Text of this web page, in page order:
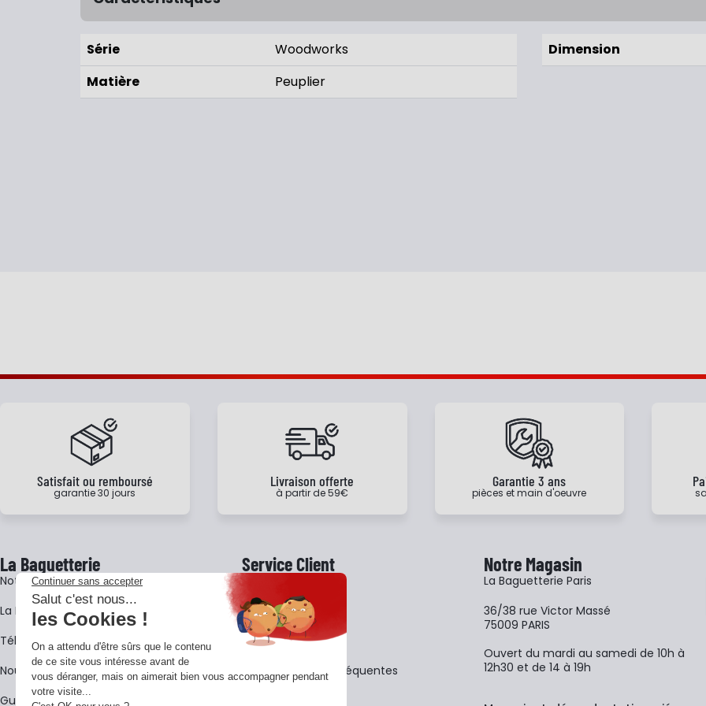
Série
Woodworks
Matière
Peuplier
Dimension
Satisfait ou remboursé
garantie 30 jours
Livraison offerte
à partir de 59€
Garantie 3 ans
pièces et main d'oeuvre
La Baguetterie
Notre histoire
La BagShow
​Télécharger le catalogue
Nous contacter
Guides La Baguetterie
Service Client
Garantie 3 ans
CGV
FAQ - Questions Fréquentes
Notre Magasin
La Baguetterie Paris
36/38 rue Victor Massé
75009 PARIS
Ouvert du mardi au samedi de 10h à
12h30 et de 14 à 19h